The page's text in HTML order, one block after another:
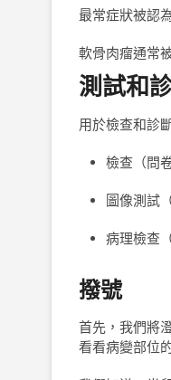
最常症狀被認
軟骨肉瘤通常
測試和
用於檢查和診
檢查（問
圖像測試
病理檢查
撥號
首先，我們將
看看病變部位